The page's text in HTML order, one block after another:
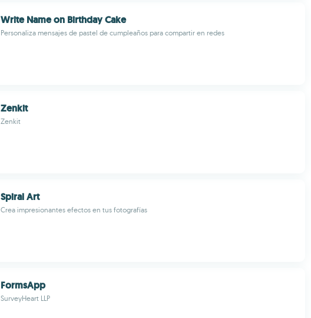
Write Name on Birthday Cake
Personaliza mensajes de pastel de cumpleaños para compartir en redes
Zenkit
Zenkit
Spiral Art
Crea impresionantes efectos en tus fotografías
FormsApp
SurveyHeart LLP